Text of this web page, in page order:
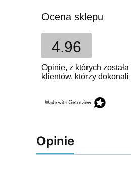
Ocena sklepu
4.96
Opinie, z których
klientów, którzy
Opinie